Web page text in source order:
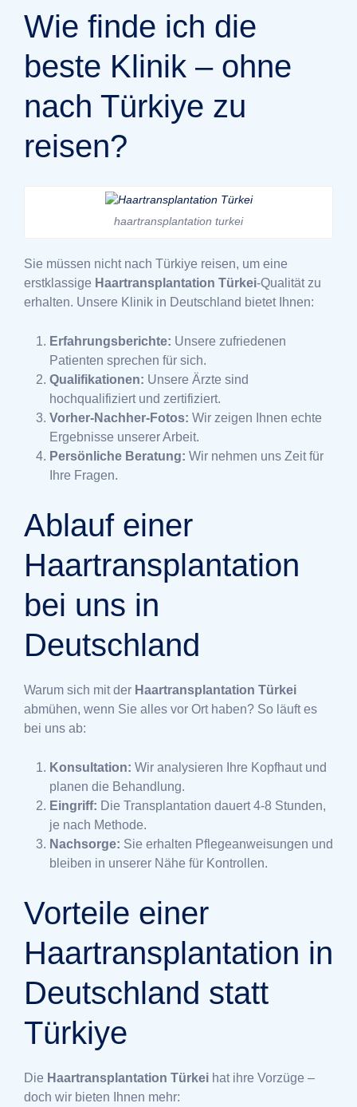
Wie finde ich die
beste Klinik – ohne
nach Türkiye zu
reisen?
haartransplantation turkei
Sie müssen nicht nach Türkiye reisen, um eine
erstklassige Haartransplantation Türkei-Qualität zu
erhalten. Unsere Klinik in Deutschland bietet Ihnen:
Erfahrungsberichte: Unsere zufriedenen
Patienten sprechen für sich.
Qualifikationen: Unsere Ärzte sind
hochqualifiziert und zertifiziert.
Vorher-Nachher-Fotos: Wir zeigen Ihnen echte
Ergebnisse unserer Arbeit.
Persönliche Beratung: Wir nehmen uns Zeit für
Ihre Fragen.
Ablauf einer
Haartransplantation
bei uns in
Deutschland
Warum sich mit der Haartransplantation Türkei
abmühen, wenn Sie alles vor Ort haben? So läuft es
bei uns ab:
Konsultation: Wir analysieren Ihre Kopfhaut und
planen die Behandlung.
Eingriff: Die Transplantation dauert 4-8 Stunden,
je nach Methode.
Nachsorge: Sie erhalten Pflegeanweisungen und
bleiben in unserer Nähe für Kontrollen.
Vorteile einer
Haartransplantation in
Deutschland statt
Türkiye
Die Haartransplantation Türkei hat ihre Vorzüge –
doch wir bieten Ihnen mehr: